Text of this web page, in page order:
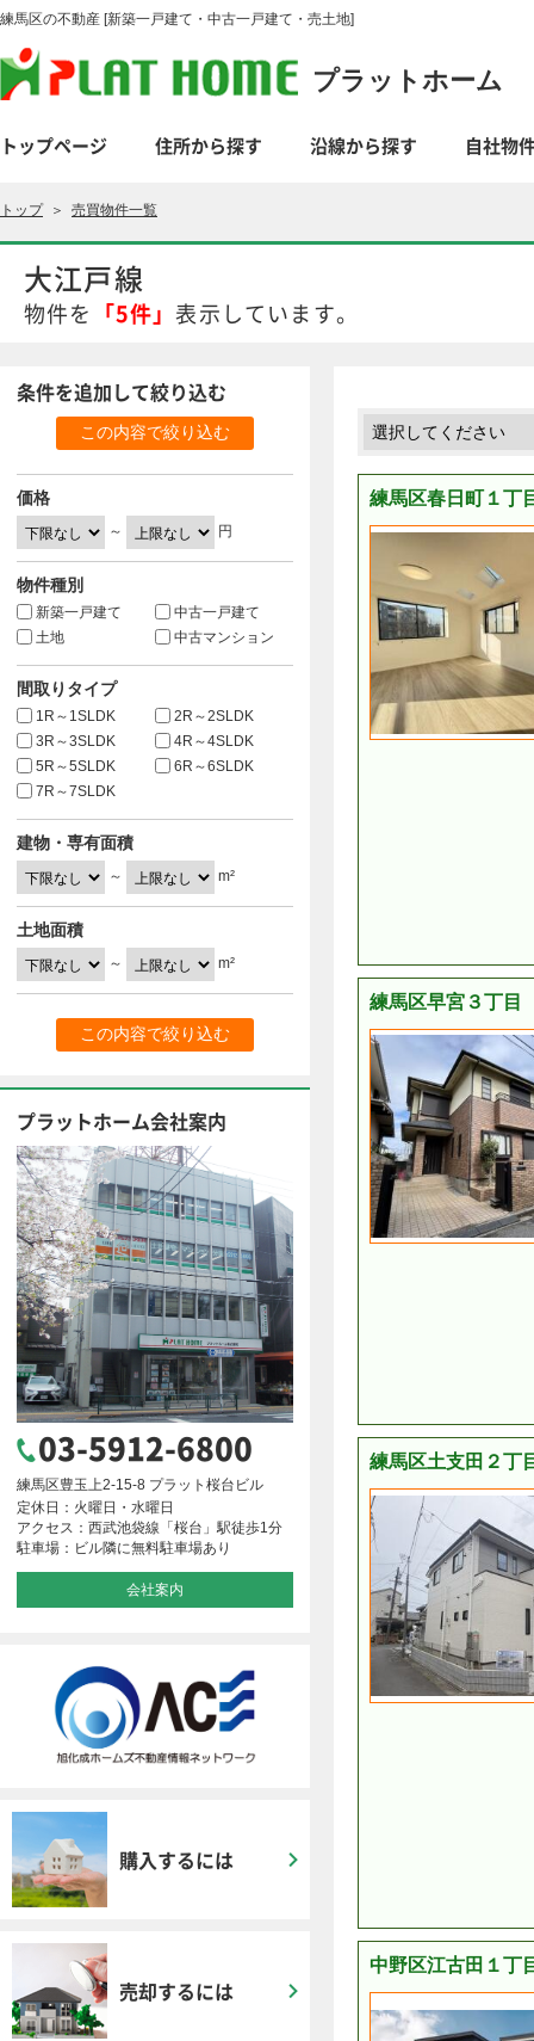
練馬区の不動産 [新築一戸建て・中古一戸建て・売土地]
プラットホーム
トップページ 住所から探す 沿線から探す 自社物
トップ＞ 売買物件一覧
大江戸線
物件を 「5件」表示しています。
練馬区春日町１
練馬区早宮３丁
練馬区土支田２
中野区江古田１丁
条件を追加して絞り込む
価格
～ 円
物件種別
新築一戸建て
中古一戸建て
土地
中古マンション
間取りタイプ
1R～1SLDK
2R～2SLDK
3R～3SLDK
4R～4SLDK
5R～5SLDK
6R～6SLDK
7R～7SLDK
建物・専有面積
～ m²
土地面積
～ m²
プラットホーム会社案内
03-5912-6800
練馬区豊玉上2-15-8 プラット桜台ビル
定休日：火曜日・水曜日
アクセス：西武池袋線「桜台」駅徒歩1分
駐車場：ビル隣に無料駐車場あり
会社案内
購入するには
売却するには